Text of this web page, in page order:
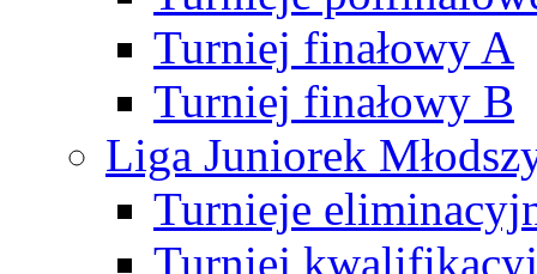
Turniej finałowy A
Turniej finałowy B
Liga Juniorek
Turnieje
Turniej